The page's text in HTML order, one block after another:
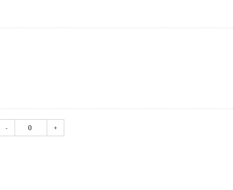
- +